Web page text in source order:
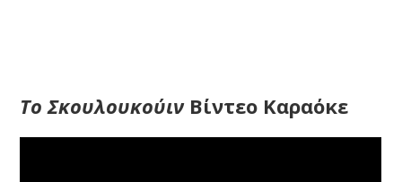
Το ΣκουλουκούινΒίντεο Καραόκε